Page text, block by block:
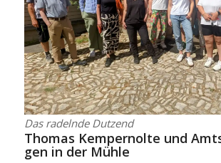
Das radeln­de Dut­zend
Tho­mas Kem­per­nol­te und
gen in der Müh­le